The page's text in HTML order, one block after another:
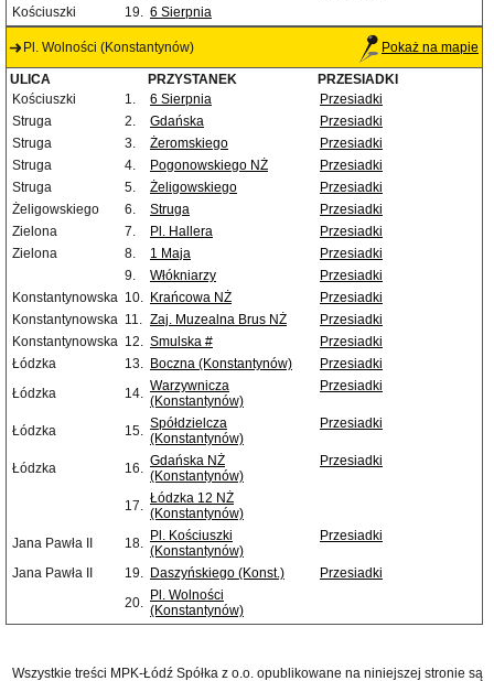
Kościuszki
19. 6 Sierpnia
Pl. Wolności (Konstantynów) Pokaż na mapie
ULICA PRZYSTANEK
PRZESIADKI
Kościuszki
1. 6 Sierpnia
Przesiadki
Struga
2. Gdańska
Przesiadki
Struga
3. Żeromskiego
Przesiadki
Struga
4. Pogonowskiego NŻ
Przesiadki
Struga
5. Żeligowskiego
Przesiadki
Żeligowskiego
6. Struga
Przesiadki
Zielona
7. Pl. Hallera
Przesiadki
Zielona
8. 1 Maja
Przesiadki
9.
Włókniarzy
Przesiadki
Konstantynowska 10. Krańcowa NŻ
Przesiadki
Konstantynowska 11. Zaj. Muzealna Brus NŻ
Przesiadki
Konstantynowska 12. Smulska #
Przesiadki
Łódzka
13. Boczna (Konstantynów)
Przesiadki
Łódzka
14. Warzywnicza
(Konstantynów)
Przesiadki
Łódzka 15. Spółdzielcza
(Konstantynów)
Przesiadki
Łódzka 16. Gdańska NŻ
(Konstantynów)
Przesiadki
17. Łódzka 12 NŻ
(Konstantynów)
Jana Pawła II
18. Pl. Kościuszki
(Konstantynów)
Przesiadki
Jana Pawła II 19. Daszyńskiego (Konst.)
Przesiadki
20. Pl. Wolności
(Konstantynów)
Wszystkie treści MPK-Łódź Spółka z o.o. opublikowane na niniejszej stronie są